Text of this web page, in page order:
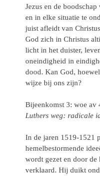
Jezus en de
en in elke situatie te
juist afleidt van
God zich in Christus
licht in het duister,
oneindigheid in
dood. Kan God,
wijze bij ons zijn?
Bijeenkomst 3: woe av
Luthers weg: radicale
In de jaren 1519-1521
hemelbestormende
wordt gezet en door
verklaard. Hij duikt